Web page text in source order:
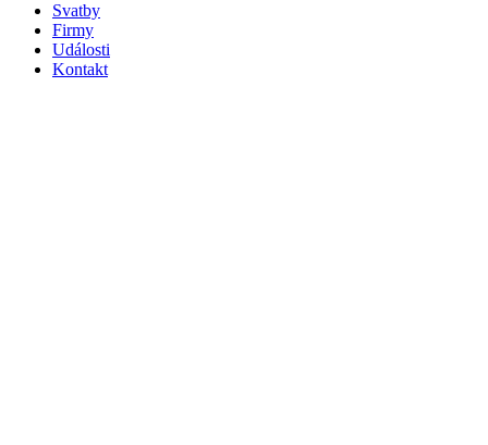
Svatby
Firmy
Události
Kontakt